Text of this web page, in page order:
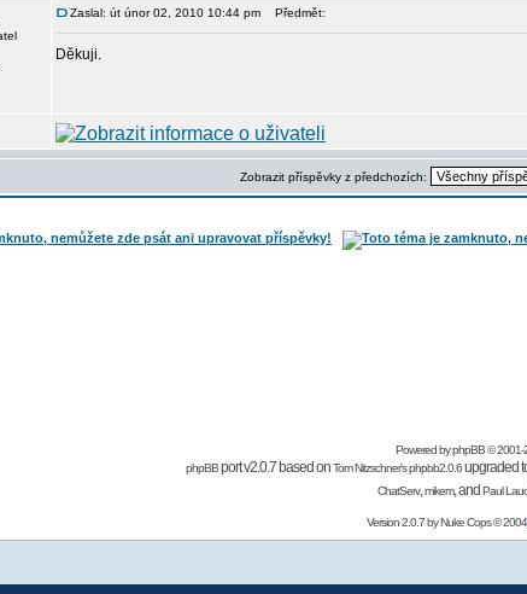
Zaslal: út únor 02, 2010 10:44 pm Předmět:
Děkuji.
Zobrazit příspěvky z předchozích:
Powered byphpBB© 2001-
phpBBport v2.0.7 based onTom Nitzschner'sphpbb2.0.6upgraded
ChatServ,mikem,and Paul
Version 2.0.7 byNuke Cops© 2004